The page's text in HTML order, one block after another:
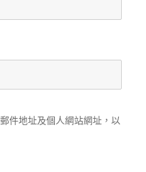
件地址及個人網站網址，以